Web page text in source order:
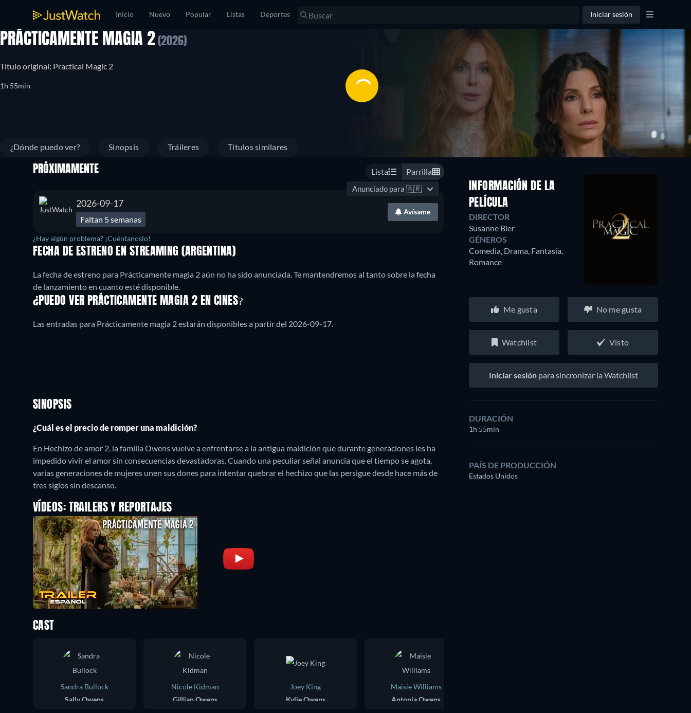
Inicio Nuevo Popular Listas Deportes Iniciar sesión
PRÁCTICAMENTE MAGIA 2 (2026)
Título original: Practical Magic 2
1h 55min
¿Dónde puedo ver? Sinopsis Tráileres Títulos similares
PRÓXIMAMENTE Lista Parrilla
Anunciado para 🇦🇷
2026-09-17
Faltan 5 semanas
Avísame
¿Hay algún problema? ¡Cuéntanoslo!
FECHA DE ESTRENO EN STREAMING (ARGENTINA)
La fecha de estreno para Prácticamente magia 2 aún no ha sido anunciada. Te mantendremos al tanto sobre la fecha
de lanzamiento en cuanto esté disponible.
¿PUEDO VER PRÁCTICAMENTE MAGIA 2 EN CINES?
Las entradas para Prácticamente magia 2 estarán disponibles a partir del 2026-09-17.
SINOPSIS
¿Cuál es el precio de romper una maldición?
En Hechizo de amor 2, la familia Owens vuelve a enfrentarse a la antigua maldición que durante generaciones les ha
impedido vivir el amor sin consecuencias devastadoras. Cuando una peculiar señal anuncia que el tiempo se agota,
varias generaciones de mujeres unen sus dones para intentar quebrar el hechizo que las persigue desde hace más de
tres siglos sin descanso.
VÍDEOS: TRAILERS Y REPORTAJES
INFORMACIÓN DE LA
PELÍCULA
DIRECTOR
Susanne Bier
GÉNEROS
Comedia, Drama, Fantasía,
Romance
Me gusta No me gusta
Watchlist Visto
Iniciar sesión para sincronizar la Watchlist
DURACIÓN
1h 55min
PAÍS DE PRODUCCIÓN
Estados Unidos
CAST
Sandra Bullock
Sally Owens
Nicole Kidman
Gillian Owens
Joey King
Kylie Owens
Maisie Williams
Antonia Owens